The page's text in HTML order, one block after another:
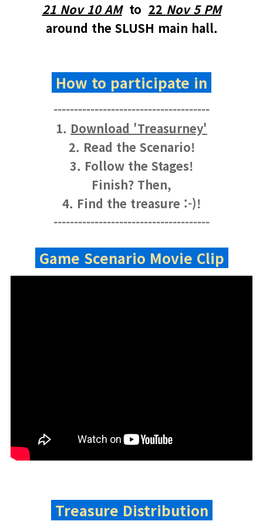
21 Nov 10 AM to 22 Nov 5 PM
around the SLUSH main hall.
How to participate in
--------------------------------------
1. Download 'Treasurney'
2. Read the Scenario!
3. Follow the Stages!
Finish? Then,
4. Find the treasure :-)!
--------------------------------------
Game Scenario Movie Clip
Treasure Distribution